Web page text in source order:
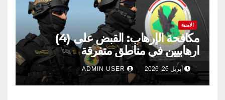
الامنية
مكافحة الإرهاب: القبض على (4)
ارهابيين في مناطق متفرقة
أبريل 26, 2026 ADMIN USER